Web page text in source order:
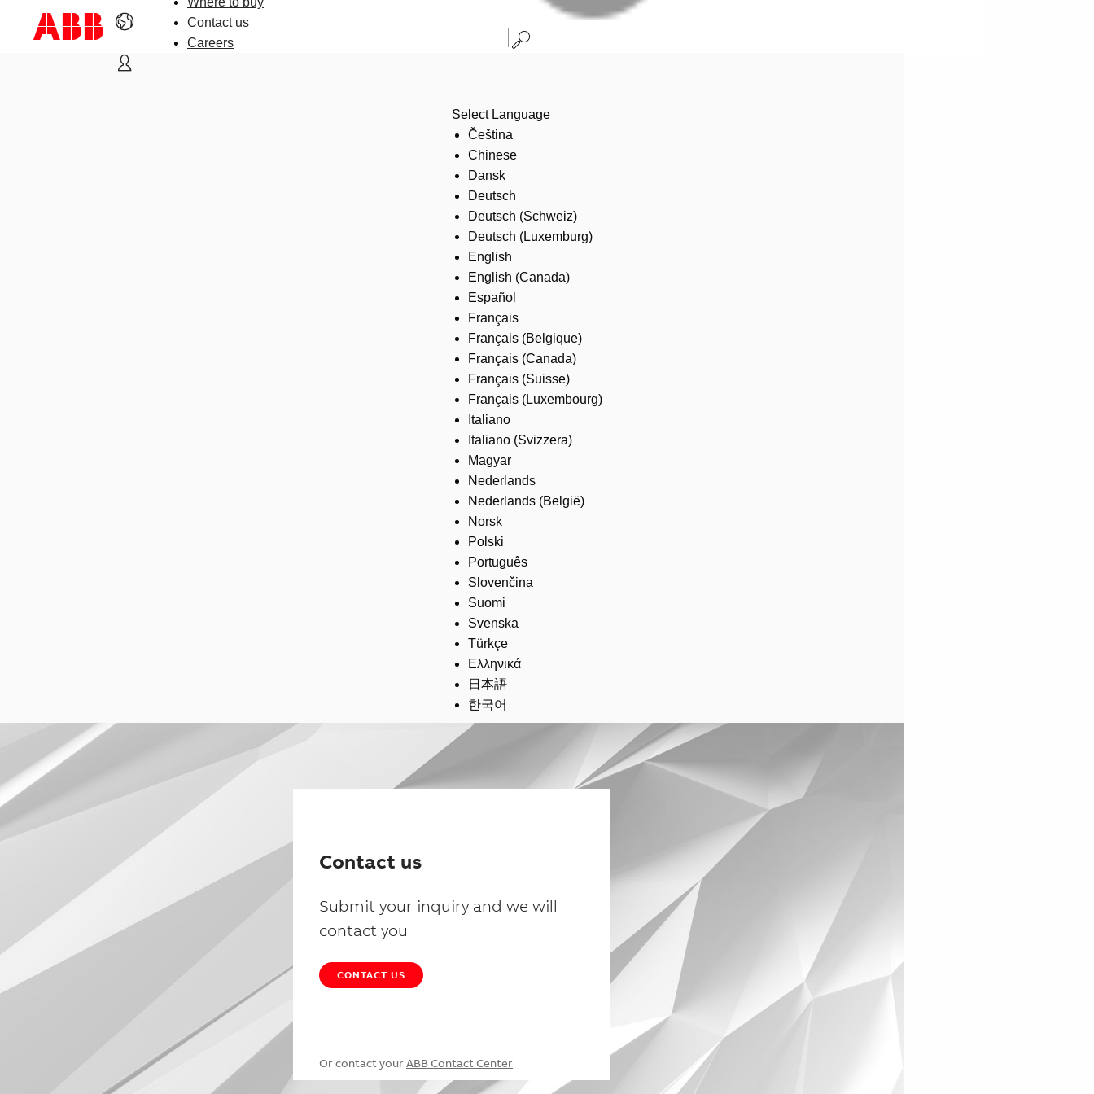
Contact us
Careers
Select Language
Čeština
Chinese
Dansk
Deutsch
Deutsch (Schweiz)
Deutsch (Luxemburg)
English
English (Canada)
Español
Français
Français (Belgique)
Français (Canada)
Français (Suisse)
Français (Luxembourg)
Italiano
Italiano (Svizzera)
Magyar
Nederlands
Nederlands (België)
Norsk
Polski
Português
Slovenčina
Suomi
Svenska
Türkçe
Ελληνικά
日本語
한국어
Contact us
Submit your inquiry and we will
contact you
CONTACT US
Or contact your ABB Contact Center